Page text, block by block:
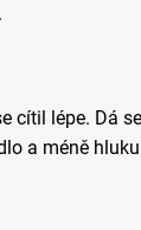
cítil lépe. Dá
a méně